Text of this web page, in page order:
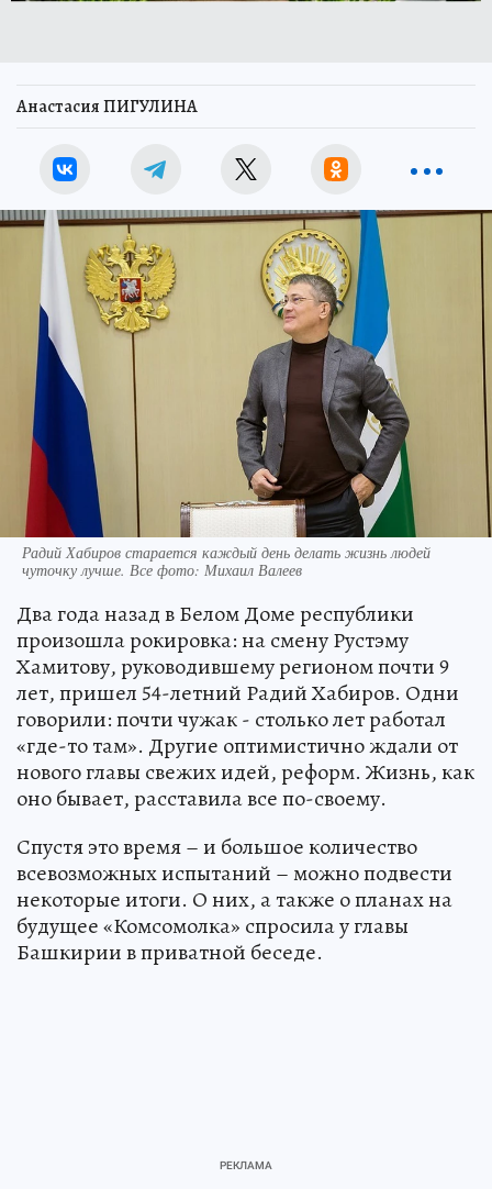
Анастасия ПИГУЛИНА
Радий Хабиров старается каждый день делать жизнь людей
чуточку лучше. Все фото: Михаил Валеев
Два года назад в Белом Доме республики
произошла рокировка: на смену Рустэму
Хамитову, руководившему регионом почти 9
лет, пришел 54-летний Радий Хабиров. Одни
говорили: почти чужак - столько лет работал
«где-то там». Другие оптимистично ждали от
нового главы свежих идей, реформ. Жизнь, как
оно бывает, расставила все по-своему.
Спустя это время – и большое количество
всевозможных испытаний – можно подвести
некоторые итоги. О них, а также о планах на
будущее «Комсомолка» спросила у главы
Башкирии в приватной беседе.